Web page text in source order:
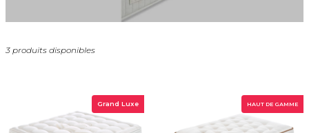
3 produits disponibles
Grand Luxe HAUT DE GAMME